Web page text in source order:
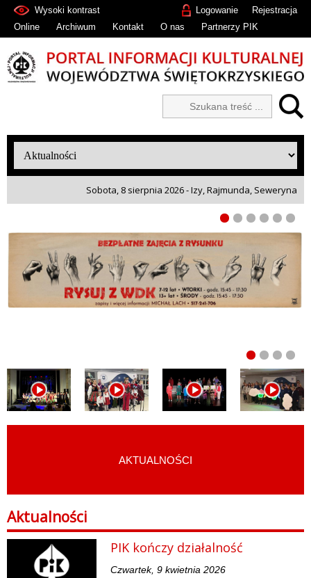
Rejestracja
Logowanie
Wysoki kontrast
Online
Archiwum Kontakt O nas Partnerzy PIK
Sobota, 8 sierpnia 2026 - Izy, Rajmunda, Seweryna
AKTUALNOŚCI
Aktualności
PIK kończy działalność
Czwartek, 9 kwietnia 2026